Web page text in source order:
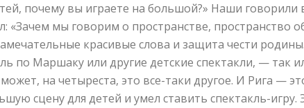
почему вы играете на большой?» Наши
«Зачем мы говорим о пространстве, пространство
красивые слова и защита чести
по Маршаку или другие детские спектакли, — так
на четыреста, это все-таки другое. И Рига —
сцену для детей и умел ставить спектакль-